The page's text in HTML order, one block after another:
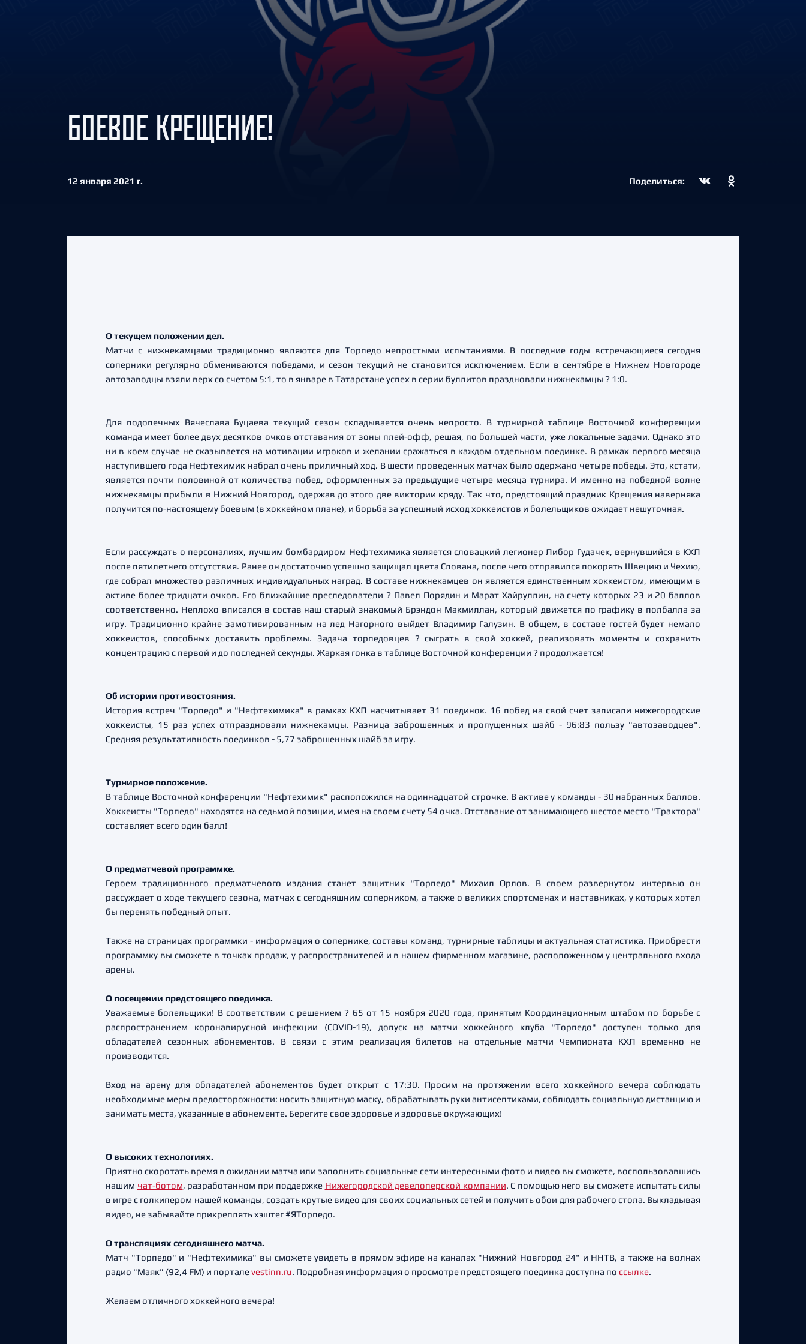
Амур
Барыс
Салават Юлаев
Сибирь
БОЕВОЕ КРЕЩЕНИЕ!
12 января 2021 г. Поделиться:
О текущем положении дел.
Матчи с нижнекамцами традиционно являются для Торпедо непростыми испытаниями. В последние годы встречающиеся сегодня
соперники регулярно обмениваются победами, и сезон текущий не становится исключением. Если в сентябре в Нижнем Новгороде
автозаводцы взяли верх со счетом 5:1, то в январе в Татарстане успех в серии буллитов праздновали нижнекамцы ? 1:0.
Для подопечных Вячеслава Буцаева текущий сезон складывается очень непросто. В турнирной таблице Восточной конференции
команда имеет более двух десятков очков отставания от зоны плей-офф, решая, по большей части, уже локальные задачи. Однако это
ни в коем случае не сказывается на мотивации игроков и желании сражаться в каждом отдельном поединке. В рамках первого месяца
наступившего года Нефтехимик набрал очень приличный ход. В шести проведенных матчах было одержано четыре победы. Это, кстати,
является почти половиной от количества побед, оформленных за предыдущие четыре месяца турнира. И именно на победной волне
нижнекамцы прибыли в Нижний Новгород, одержав до этого две виктории кряду. Так что, предстоящий праздник Крещения наверняка
получится по-настоящему боевым (в хоккейном плане), и борьба за успешный исход хоккеистов и болельщиков ожидает нешуточная.
Если рассуждать о персоналиях, лучшим бомбардиром Нефтехимика является словацкий легионер Либор Гудачек, вернувшийся в КХЛ
после пятилетнего отсутствия. Ранее он достаточно успешно защищал цвета Слована, после чего отправился покорять Швецию и Чехию,
где собрал множество различных индивидуальных наград. В составе нижнекамцев он является единственным хоккеистом, имеющим в
активе более тридцати очков. Его ближайшие преследователи ? Павел Порядин и Марат Хайруллин, на счету которых 23 и 20 баллов
соответственно. Неплохо вписался в состав наш старый знакомый Брэндон Макмиллан, который движется по графику в полбалла за
игру. Традиционно крайне замотивированным на лед Нагорного выйдет Владимир Галузин. В общем, в составе гостей будет немало
хоккеистов, способных доставить проблемы. Задача торпедовцев ? сыграть в свой хоккей, реализовать моменты и сохранить
концентрацию с первой и до последней секунды. Жаркая гонка в таблице Восточной конференции ? продолжается!
Об истории противостояния.
История встреч "Торпедо" и "Нефтехимика" в рамках КХЛ насчитывает 31 поединок. 16 побед на свой счет записали нижегородские
хоккеисты, 15 раз успех отпраздновали нижнекамцы. Разница заброшенных и пропущенных шайб - 96:83 пользу "автозаводцев".
Средняя результативность поединков - 5,77 заброшенных шайб за игру.
Турнирное положение.
В таблице Восточной конференции "Нефтехимик" расположился на одиннадцатой строчке. В активе у команды - 30 набранных баллов.
Хоккеисты "Торпедо" находятся на седьмой позиции, имея на своем счету 54 очка. Отставание от занимающего шестое место "Трактора"
составляет всего один балл!
О предматчевой программке.
Героем традиционного предматчевого издания станет защитник "Торпедо" Михаил Орлов. В своем развернутом интервью он
рассуждает о ходе текущего сезона, матчах с сегодняшним соперником, а также о великих спортсменах и наставниках, у которых хотел
бы перенять победный опыт.
Также на страницах программки - информация о сопернике, составы команд, турнирные таблицы и актуальная статистика. Приобрести
программку вы сможете в точках продаж, у распространителей и в нашем фирменном магазине, расположенном у центрального входа
арены.
О посещении предстоящего поединка.
Уважаемые болельщики! В соответствии с решением ? 65 от 15 ноября 2020 года, принятым Координационным штабом по борьбе с
распространением коронавирусной инфекции (COVID-19), допуск на матчи хоккейного клуба "Торпедо" доступен только для
обладателей сезонных абонементов. В связи с этим реализация билетов на отдельные матчи Чемпионата КХЛ временно не
производится.
Вход на арену для обладателей абонементов будет открыт с 17:30. Просим на протяжении всего хоккейного вечера соблюдать
необходимые меры предосторожности: носить защитную маску, обрабатывать руки антисептиками, соблюдать социальную дистанцию и
занимать места, указанные в абонементе. Берегите свое здоровье и здоровье окружающих!
О высоких технологиях.
Приятно скоротать время в ожидании матча или заполнить социальные сети интересными фото и видео вы сможете, воспользовавшись
нашим чат-ботом, разработанном при поддержке Нижегородской девелоперской компании. С помощью него вы сможете испытать силы
в игре с голкипером нашей команды, создать крутые видео для своих социальных сетей и получить обои для рабочего стола. Выкладывая
видео, не забывайте прикреплять хэштег #ЯТорпедо.
О трансляциях сегодняшнего матча.
Матч "Торпедо" и "Нефтехимика" вы сможете увидеть в прямом эфире на каналах "Нижний Новгород 24" и ННТВ, а также на волнах
радио "Маяк" (92,4 FM) и порталеvestinn.ru. Подробная информация о просмотре предстоящего поединка доступна по ссылке.
Желаем отличного хоккейного вечера!